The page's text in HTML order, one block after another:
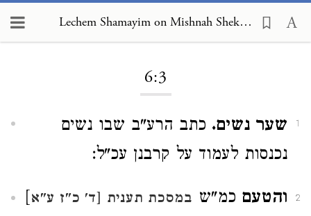
Lechem Shamayim on Mishnah Shekalim 6:3
6:3
1 שער נשים. כתב הרע"ב שבו נשים
נכנסות לעמוד על קרבנן עכ"ל:
2 והטעם כמ"ש במסכת תענית [ד' כ"ז ע"א]